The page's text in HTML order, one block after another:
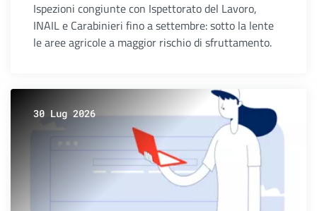
Ispezioni congiunte con Ispettorato del Lavoro,
INAIL e Carabinieri fino a settembre: sotto la lente
le aree agricole a maggior rischio di sfruttamento.
30 Lug 2026